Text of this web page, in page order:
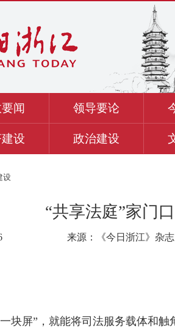
闻 领导要论
设 政治建设
设
“共享法庭”家门
来源：《今日浙江》杂志
块屏”，就能将司法服务载体和